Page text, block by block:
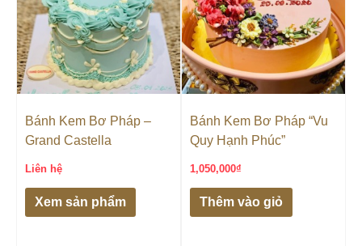
Bánh Kem Bơ Pháp –
Grand Castella
Liên hệ
Xem sản phẩm
Bánh Kem Bơ Pháp “Vu
Quy Hạnh Phúc”
1,050,000₫
Thêm vào giỏ